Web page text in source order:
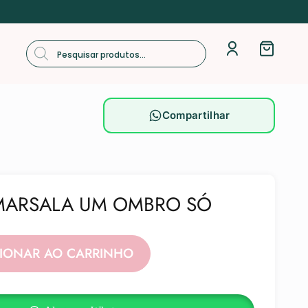
Compartilhar
UM OMBRO SÓ
AO CARRINHO